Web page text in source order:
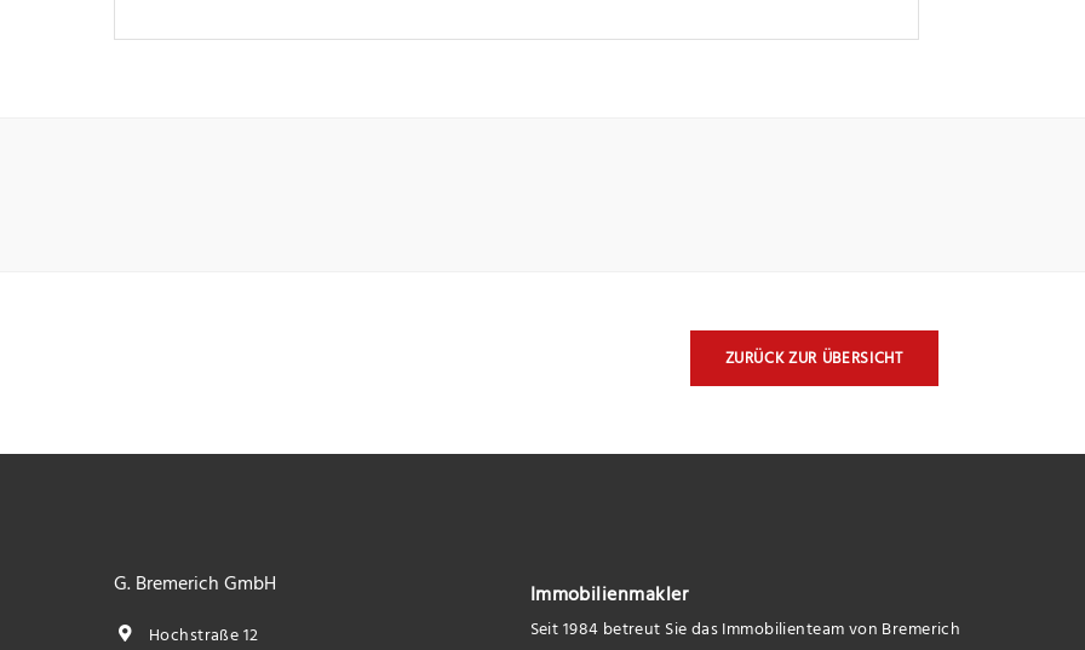
ZURÜCK ZUR ÜBERSICHT
G. Bremerich GmbH
Hochstraße 12
Immobilienmakler
Seit 1984 betreut Sie das Immobilienteam von Bremerich